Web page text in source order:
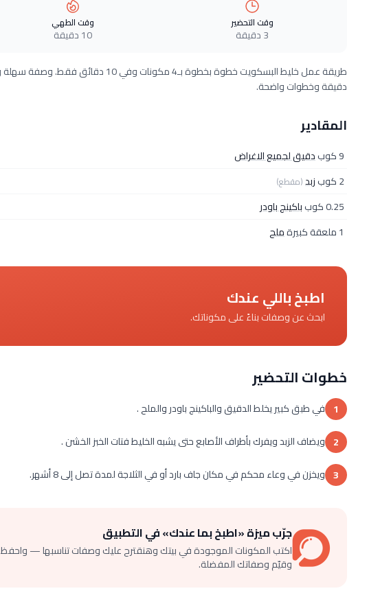
وقت التحضير
3 دقيقة
وقت الطهي
10 دقيقة
دقيقة وخطوات واضحة.
المقادير
9 كوب
دقيق لجميع الاغراض
2 كوب
زبد(مقطع)
0.25 كوب
باكينج باودر
1 ملعقة كبيرة
ملح
اطبخ باللي عندك
ابحث عن وصفات بناءً على مكوناتك.
خطوات التحضير
1 في طبق كبير يخلط الدقيق والباكينج باودر والملح .
2 ويضاف الزبد ويفرك بأطراف الأصابع حتى يشبه الخليط فتات الخبز الخشن .
3 ويخزن في وعاء محكم في مكان جاف بارد أو في الثلاجة لمدة تصل إلى 8 أشهر.
جرّب ميزة «اطبخ بما عندك» في التطبيق
اكتب المكونات الموجودة في بيتك وهنقترح عليك وصفات تناسبها — واحفظ
وقيّم وصفاتك المفضلة.